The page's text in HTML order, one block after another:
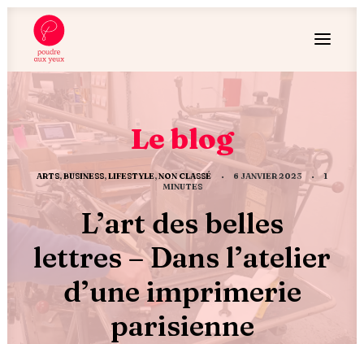
Le blog
ARTS,BUSINESS,LIFESTYLE,NON CLASSÉ • 6 JANVIER 2023 •
1
MINUTES
L’art des belles
lettres – Dans l’atelier
d’une imprimerie
parisienne